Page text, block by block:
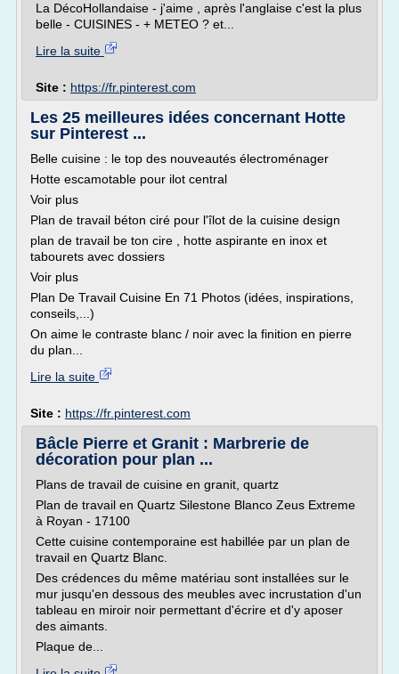
La DécoHollandaise - j'aime , après l'anglaise c'est la plus
belle - CUISINES - + METEO ? et...
Lire la suite
Site : https://fr.pinterest.com
Les 25 meilleures idées concernant Hotte
sur Pinterest ...
Belle cuisine : le top des nouveautés électroménager
Hotte escamotable pour ilot central
Voir plus
Plan de travail béton ciré pour l'îlot de la cuisine design
plan de travail be ton cire , hotte aspirante en inox et
tabourets avec dossiers
Voir plus
Plan De Travail Cuisine En 71 Photos (idées, inspirations,
conseils,...)
On aime le contraste blanc / noir avec la finition en pierre
du plan...
Lire la suite
Site : https://fr.pinterest.com
Bâcle Pierre et Granit : Marbrerie de
décoration pour plan ...
Plans de travail de cuisine en granit, quartz
Plan de travail en Quartz Silestone Blanco Zeus Extreme
à Royan - 17100
Cette cuisine contemporaine est habillée par un plan de
travail en Quartz Blanc.
Des crédences du même matériau sont installées sur le
mur jusqu'en dessous des meubles avec incrustation d'un
tableau en miroir noir permettant d'écrire et d'y aposer
des aimants.
Plaque de...